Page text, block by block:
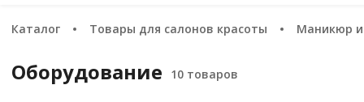
Каталог Товары для салонов красоты Маникюр
Оборудование